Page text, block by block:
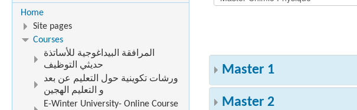
Master 1
Master 2
Home
Site pages
Courses
المرافقة البيداغوجية للأساتذة
حديثي التوظيف
ورشات تكوينية حول التعليم عن بعد
و التعليم الهجين
E-Winter University- Online Course